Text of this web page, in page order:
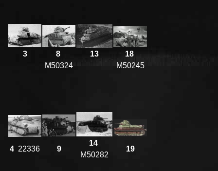
3
8
M50324
13
18
M50245
4 22336 9
14
M50282
19